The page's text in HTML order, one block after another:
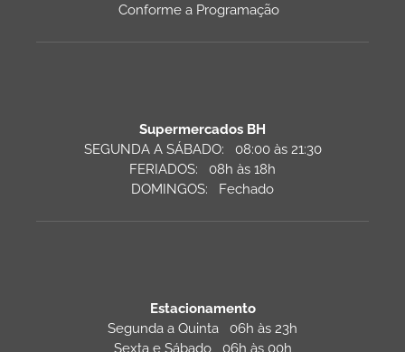
Conforme a Programação
Supermercados BH
SEGUNDA A SÁBADO: 08:00 às 21:30
FERIADOS: 08h às 18h
DOMINGOS: Fechado
Estacionamento
Segunda a Quinta 06h às 23h
Sexta e Sábado 06h às 00h